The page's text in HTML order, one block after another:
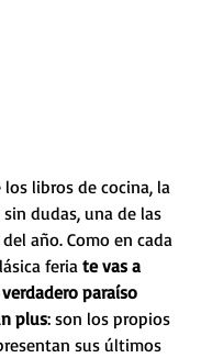
libros de cocina, la
dudas, una de las
año. Como en cada
feria te vas a
paraíso
plus: son los propios
sus últimos